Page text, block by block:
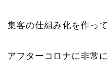
集客の仕組み化を作って
アフターコロナに非常に